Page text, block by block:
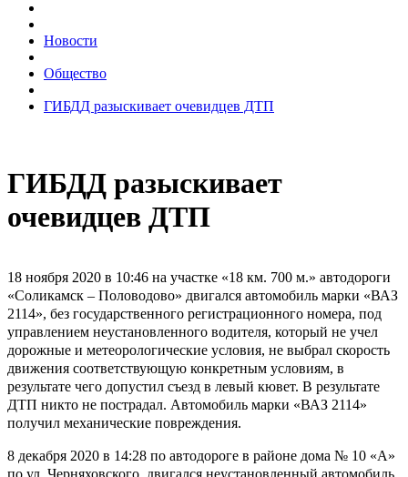
Новости
Общество
ГИБДД разыскивает очевидцев ДТП
ГИБДД разыскивает
очевидцев ДТП
18 ноября 2020 в 10:46 на участке «18 км. 700 м.» автодороги
«Соликамск – Половодово» двигался автомобиль марки «ВАЗ
2114», без государственного регистрационного номера, под
управлением неустановленного водителя, который не учел
дорожные и метеорологические условия, не выбрал скорость
движения соответствующую конкретным условиям, в
результате чего допустил съезд в левый кювет. В результате
ДТП никто не пострадал. Автомобиль марки «ВАЗ 2114»
получил механические повреждения.
8 декабря 2020 в 14:28 по автодороге в районе дома № 10 «А»
по ул. Черняховского, двигался неустановленный автомобиль,